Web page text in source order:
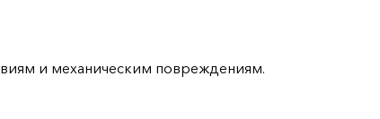
и механическим повреждениям.